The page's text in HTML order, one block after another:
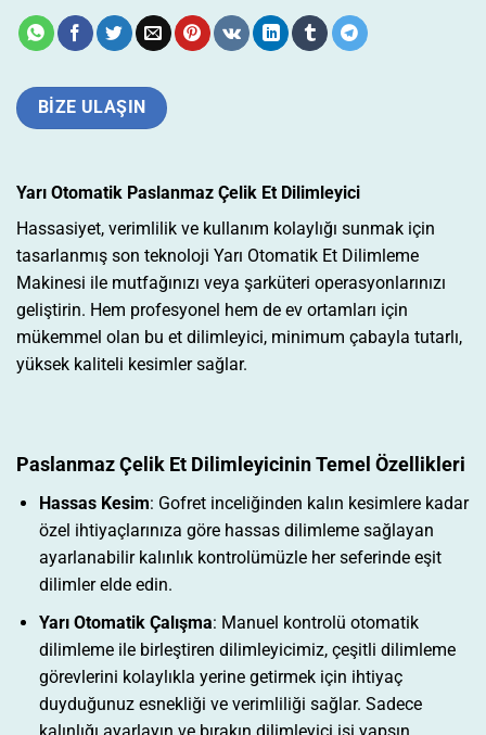
BIZE ULAŞIN
Yarı Otomatik Paslanmaz Çelik Et Dilimleyici
Hassasiyet, verimlilik ve kullanım kolaylığı sunmak için
tasarlanmış son teknoloji Yarı Otomatik Et Dilimleme
Makinesi ile mutfağınızı veya şarküteri operasyonlarınızı
geliştirin. Hem profesyonel hem de ev ortamları için
mükemmel olan bu et dilimleyici, minimum çabayla tutarlı,
yüksek kaliteli kesimler sağlar.
Paslanmaz Çelik Et Dilimleyicinin Temel Özellikleri
Hassas Kesim: Gofret inceliğinden kalın kesimlere kadar
özel ihtiyaçlarınıza göre hassas dilimleme sağlayan
ayarlanabilir kalınlık kontrolümüzle her seferinde eşit
dilimler elde edin.
Yarı Otomatik Çalışma: Manuel kontrolü otomatik
dilimleme ile birleştiren dilimleyicimiz, çeşitli dilimleme
görevlerini kolaylıkla yerine getirmek için ihtiyaç
duyduğunuz esnekliği ve verimliliği sağlar. Sadece